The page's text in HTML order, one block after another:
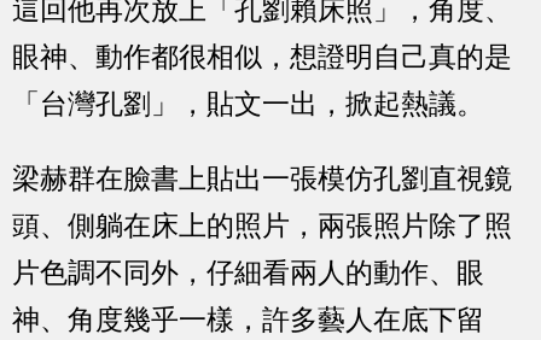
這回他再次放上「孔劉賴床照」，角度、
眼神、動作都很相似，想證明自己真的是
「台灣孔劉」，貼文一出，掀起熱議。
梁赫群在臉書上貼出一張模仿孔劉直視鏡
頭、側躺在床上的照片，兩張照片除了照
片色調不同外，仔細看兩人的動作、眼
神、角度幾乎一樣，許多藝人在底下留